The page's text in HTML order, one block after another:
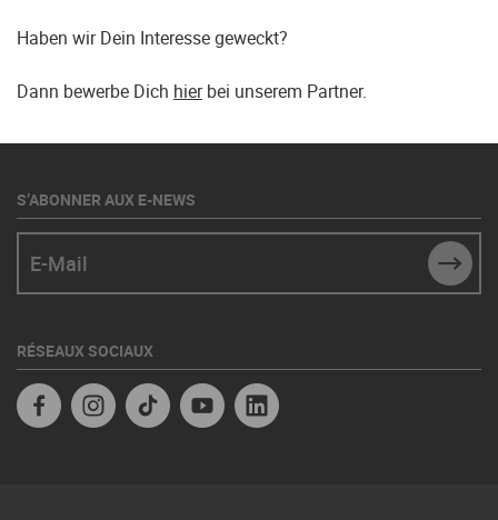
Haben wir Dein Interesse geweckt?
Dann bewerbe Dich hierbei unserem Partner.
S’ABONNER AUX E-NEWS
RÉSEAUX SOCIAUX
FacebookInstagramTikTok YouTube